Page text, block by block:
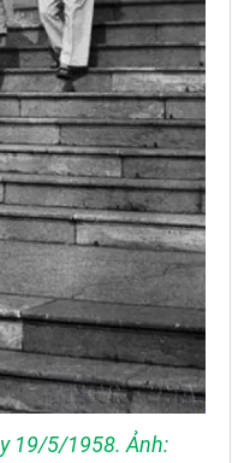
19/5/1958. Ảnh: